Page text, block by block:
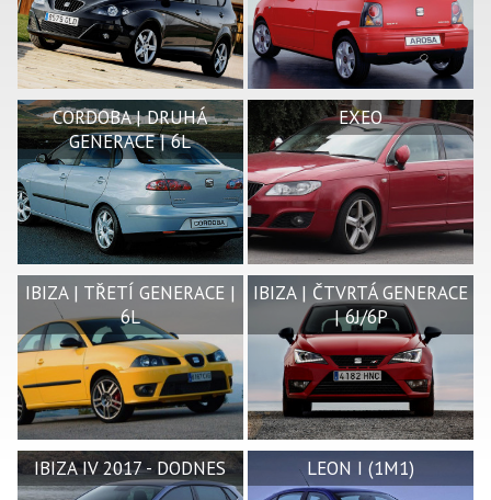
CORDOBA | DRUHÁ
GENERACE | 6L
EXEO
IBIZA | TŘETÍ GENERACE |
6L
IBIZA | ČTVRTÁ GENERACE
| 6J/6P
IBIZA IV 2017 - DODNES LEON I (1M1)